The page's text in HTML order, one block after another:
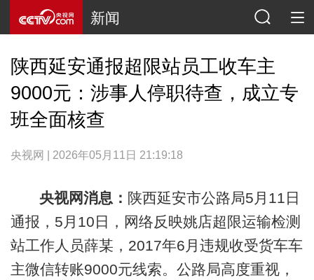
新闻
陕西延安通报超限站员工收车主
9000元：涉事人停职待查，成立专
班全面核查
央视网 | 2026年05月11日 21:19:18
央视网消息： 陕西延安市公路局5月11日
通报，5月10日，网络反映姚店超限运输检测
站工作人员薛某，2017年6月违规收受货车车
主微信转账9000元线索。公路局高度重视，